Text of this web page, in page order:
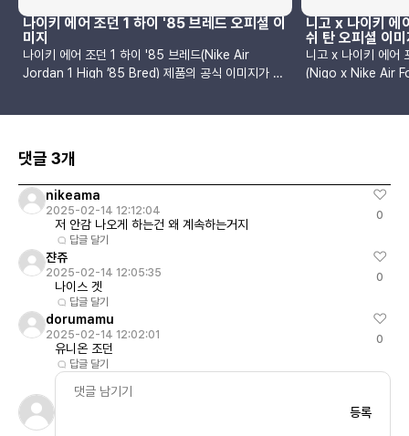
나이키 에어 조던 1 하이 '85 브레드 오피셜 이
미지
나이키 에어 조던 1 하이 '85 브레드(Nike Air
Jordan 1 High ’85 Bred) 제품의 공식 이미지가 공
니고 x 나이키 에
쉬 탄 오피셜 이
니고 x 나이키 에어
(Nigo x Nike Air
댓글 3개
nikeama
2025-02-14 12:12:04
저 안감 나오게 하는건 왜 계속하는거지
답글 달기
0
쟌쥬
2025-02-14 12:05:35
나이스 겟
답글 달기
0
dorumamu
2025-02-14 12:02:01
유니온 조던
답글 달기
0
등록